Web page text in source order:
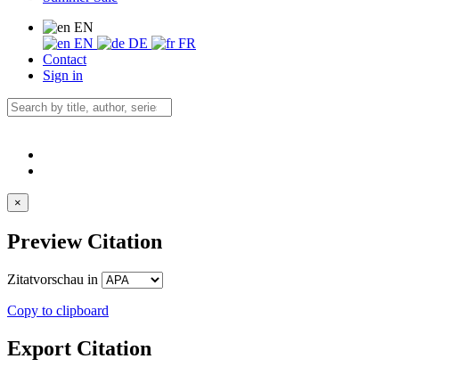
EN
EN
DE
FR
Contact
Sign in
×
Preview Citation
Zitatvorschau in
Copy to clipboard
Export Citation